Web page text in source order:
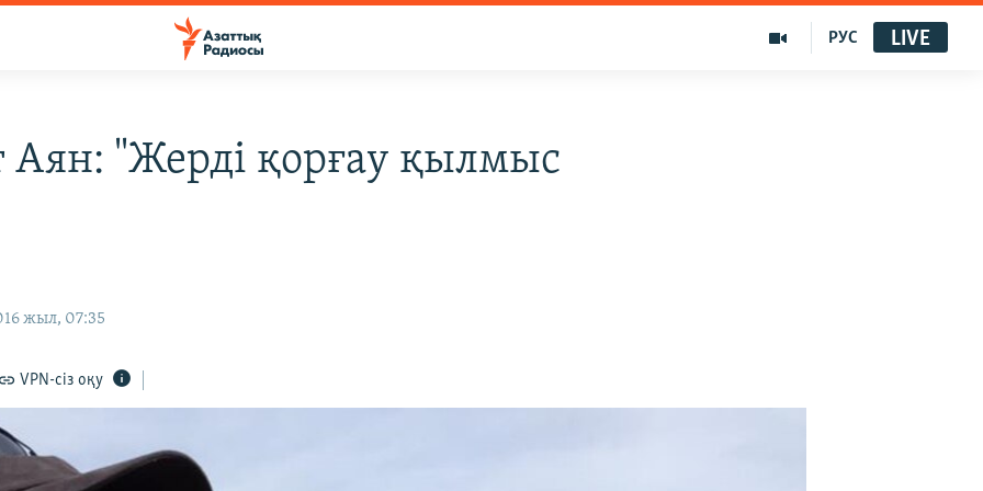
РУС LIVE
Аян: "Жерді қорғау қылмыс
жыл, 07:35
VPN-сіз оқу